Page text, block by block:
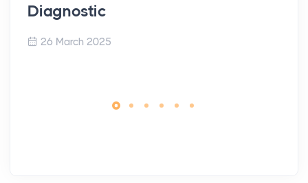
Diagnostic
26 March 2025